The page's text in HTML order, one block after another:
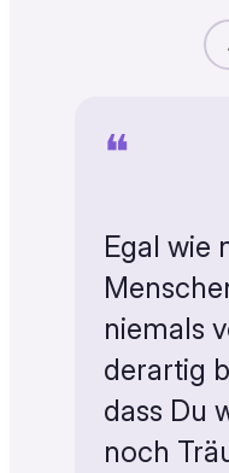
❝
Egal wie
niemals
derartig
dass Du
noch